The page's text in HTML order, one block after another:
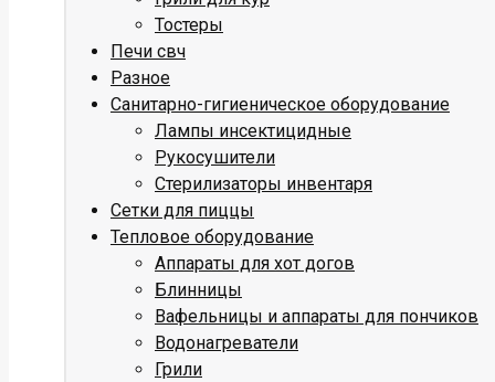
Тостеры
Печи свч
Разное
Санитарно-гигиеническое оборудование
Лампы инсектицидные
Рукосушители
Стерилизаторы инвентаря
Сетки для пиццы
Тепловое оборудование
Аппараты для хот догов
Блинницы
Вафельницы и аппараты для пончиков
Водонагреватели
Грили